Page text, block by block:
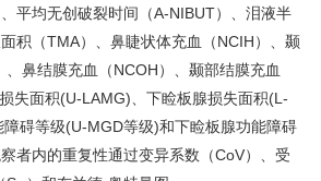
平均无创破裂时间（A-NIBUT）、泪液半
积（TMA）、鼻睫状体充血（NCIH）、颞
鼻结膜充血（NCOH）、颞部结膜充血
失面积(U-LAMG)、下睑板腺损失面积(L-
碍等级(U-MGD等级)和下睑板腺功能障碍
者内的重复性通过变异系数（CoV）、受